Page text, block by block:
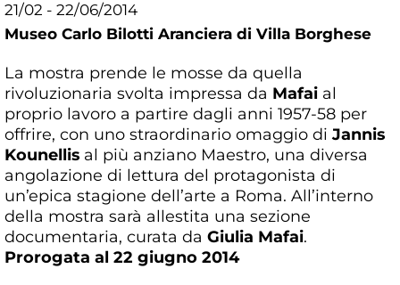
21/02 - 22/06/2014
Museo Carlo Bilotti Aranciera di Villa Borghese
La mostra prende le mosse da quella
rivoluzionaria svolta impressa da Mafai al
proprio lavoro a partire dagli anni 1957-58 per
offrire, con uno straordinario omaggio di Jannis
Kounellis al più anziano Maestro, una diversa
angolazione di lettura del protagonista di
un’epica stagione dell’arte a Roma. All’interno
della mostra sarà allestita una sezione
documentaria, curata da Giulia Mafai.
Prorogata al 22 giugno 2014